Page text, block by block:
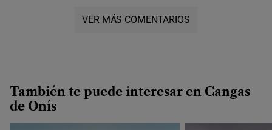
VER MÁS COMENTARIOS
También te puede interesar en Cangas
de Onís